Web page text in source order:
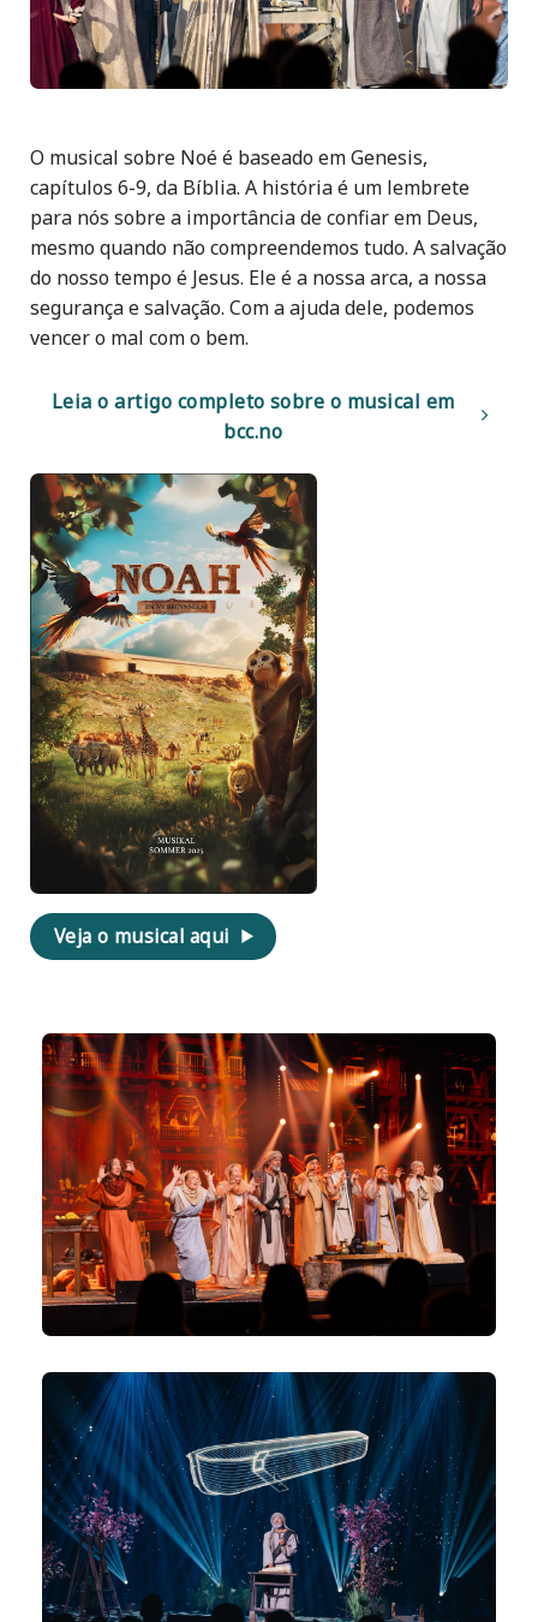
O musical sobre Noé é baseado em Genesis,
capítulos 6-9, da Bíblia. A história é um lembrete
para nós sobre a importância de confiar em Deus,
mesmo quando não compreendemos tudo. A salvação
do nosso tempo é Jesus. Ele é a nossa arca, a nossa
segurança e salvação. Com a ajuda dele, podemos
vencer o mal com o bem.
Leia o artigo completo sobre o musical em
bcc.no
Veja o musical aqui